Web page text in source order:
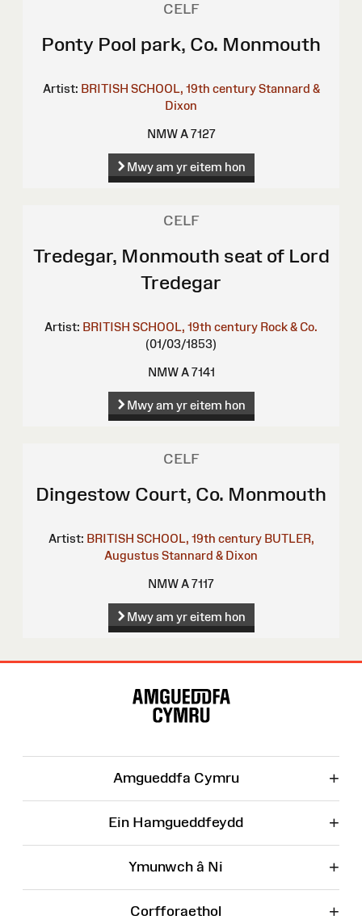
CELF
Ponty Pool park, Co. Monmouth
Artist: BRITISH SCHOOL, 19th century Stannard &
Dixon
NMW A 7127
Mwy am yr eitem hon
CELF
Tredegar, Monmouth seat of Lord
Tredegar
Artist: BRITISH SCHOOL, 19th century Rock & Co.
(01/03/1853)
NMW A 7141
Mwy am yr eitem hon
CELF
Dingestow Court, Co. Monmouth
Artist: BRITISH SCHOOL, 19th century BUTLER,
Augustus Stannard & Dixon
NMW A 7117
Mwy am yr eitem hon
Amgueddfa Cymru +
Ein Hamgueddfeydd +
Ymunwch â Ni +
Corfforaethol +